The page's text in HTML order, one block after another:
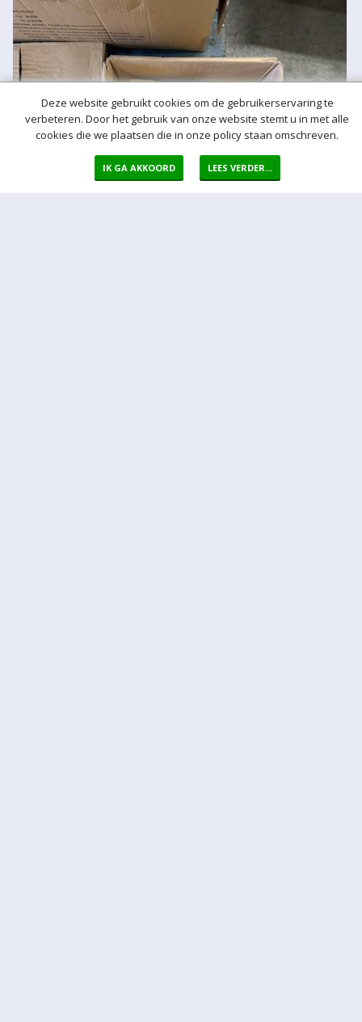
Deze website gebruikt cookies om de gebruikerservaring te
verbeteren. Door het gebruik van onze website stemt u in met alle
cookies die we plaatsen die in onze policy staan omschreven.
IK GA AKKOORD LEES VERDER...